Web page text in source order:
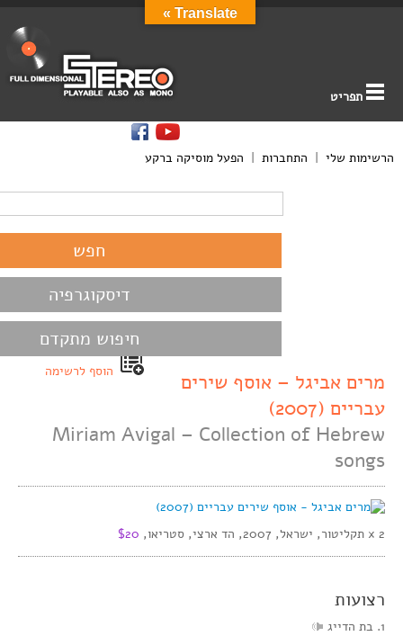
תפריט
הרשימות שלי | התחברות | הפעל מוסיקה ברקע
דיסקוגרפיה
חיפוש מתקדם
הוסף לרשימה
מרים אביגל – אוסף שירים
עבריים (2007)
Miriam Avigal – Collection of Hebrew
songs
2 x תקליטור, ישראל, 2007, הד ארצי, סטריאו, $20
רצועות
1. בת הדייג
Translate »